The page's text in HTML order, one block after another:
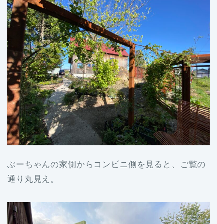
ぶーちゃんの家側からコンビニ側を見ると、ご覧の
通り丸見え。